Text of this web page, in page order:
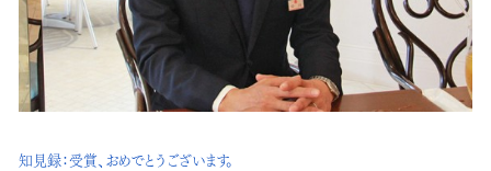
知見録：受賞、おめでとうございます。